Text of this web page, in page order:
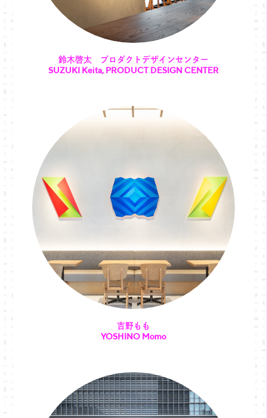
鈴木啓太 プロダクトデザインセンター
SUZUKI Keita, PRODUCT DESIGN CENTER
吉野もも
YOSHINO Momo